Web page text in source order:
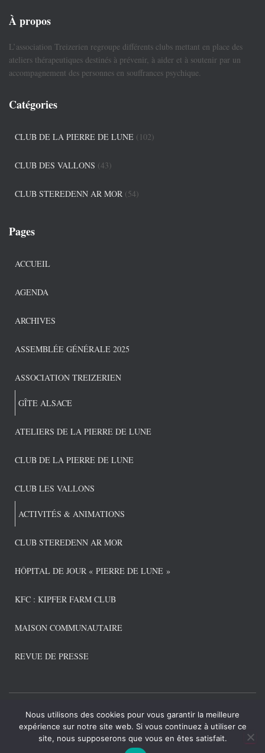
À propos
L’association Treizerien regroupe différents clubs mettant en place des
ateliers thérapeutiques destinés à prévenir, à aider et à soutenir par un
accompagnement des personnes en souffrances psychique.
Catégories
CLUB DE LA PIERRE DE LUNE (102)
CLUB DES VALLONS (43)
CLUB STEREDENN AR MOR (54)
Pages
ACCUEIL
AGENDA
ARCHIVES
ASSEMBLÉE GÉNÉRALE 2025
ASSOCIATION TREIZERIEN
GÎTE ALSACE
ATELIERS DE LA PIERRE DE LUNE
CLUB DE LA PIERRE DE LUNE
CLUB LES VALLONS
ACTIVITÉS & ANIMATIONS
CLUB STEREDENN AR MOR
HÔPITAL DE JOUR « PIERRE DE LUNE »
KFC : KIPFER FARM CLUB
MAISON COMMUNAUTAIRE
REVUE DE PRESSE
CONNEXION ADMIN POLITIQUE DE CONFIDENTIALITÉ
Hestia | Développé par
Nous utilisons des cookies pour vous garantir la meilleure
expérience sur notre site web. Si vous continuez à utiliser ce
site, nous supposerons que vous en êtes satisfait.